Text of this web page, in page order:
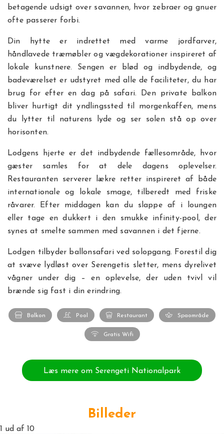
betagende udsigt over savannen, hvor zebraer og gnuer
ofte passerer forbi.
Din hytte er indrettet med varme jordfarver,
håndlavede træmøbler og vægdekorationer inspireret af
lokale kunstnere. Sengen er blød og indbydende, og
badeværelset er udstyret med alle de faciliteter, du har
brug for efter en dag på safari. Den private balkon
bliver hurtigt dit yndlingssted til morgenkaffen, mens
du lytter til naturens lyde og ser solen stå op over
horisonten.
Lodgens hjerte er det indbydende fællesområde, hvor
gæster samles for at dele dagens oplevelser.
Restauranten serverer lækre retter inspireret af både
internationale og lokale smage, tilberedt med friske
råvarer. Efter middagen kan du slappe af i loungen
eller tage en dukkert i den smukke infinity-pool, der
synes at smelte sammen med savannen i det fjerne.
Lodgen tilbyder ballonsafari ved solopgang. Forestil dig
at svæve lydløst over Serengetis sletter, mens dyrelivet
vågner under dig – en oplevelse, der uden tvivl vil
brænde sig fast i din erindring.
Balkon Pool Restaurant Spaområde
Gratis Wifi
Læs mere om Serengeti Nationalpark
Billeder
1 ud af 10